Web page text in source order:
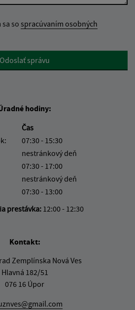
so spracúvaním osobných
Odoslať správu
hodiny:
Čas
07:30 - 15:30
nestránkový deň
07:30 - 17:00
nestránkový deň
07:30 - 13:00
prestávka: 12:00 - 12:30
Kontakt:
Zemplínska Nová Ves
Hlavná 182/51
076 16 Úpor